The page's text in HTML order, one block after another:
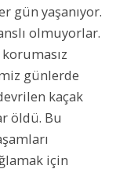
gün yaşanıyor.
olmuyorlar.
günlerde
kaçak
öldü. Bu
için